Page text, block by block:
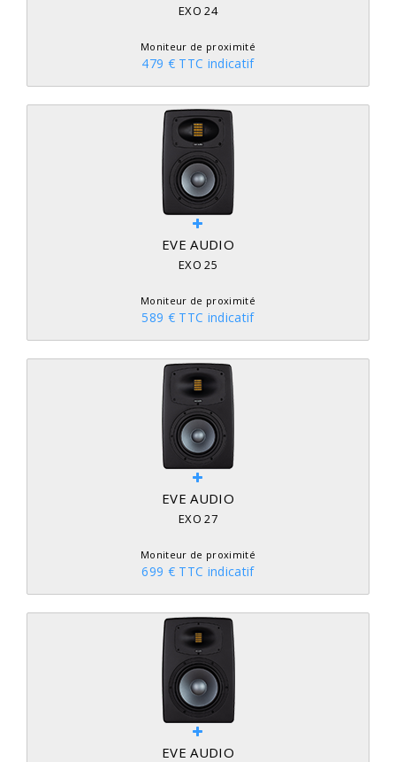
EXO 24
Moniteur de proximité
479 € TTC indicatif
EVE AUDIO
EXO 25
Moniteur de proximité
589 € TTC indicatif
EVE AUDIO
EXO 27
Moniteur de proximité
699 € TTC indicatif
EVE AUDIO